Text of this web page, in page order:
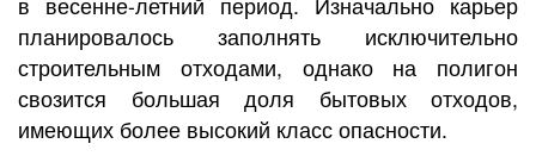
планировалось заполнять исключительно
строительным отходами, однако на полигон
свозится большая доля бытовых отходов,
имеющих более высокий класс опасности.